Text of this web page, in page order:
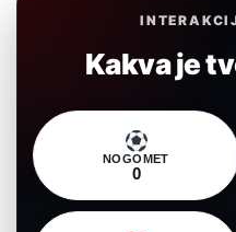
Kakva je
NOGOMET
0